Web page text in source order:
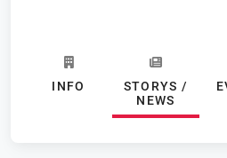
INFO
STORYS /
NEWS